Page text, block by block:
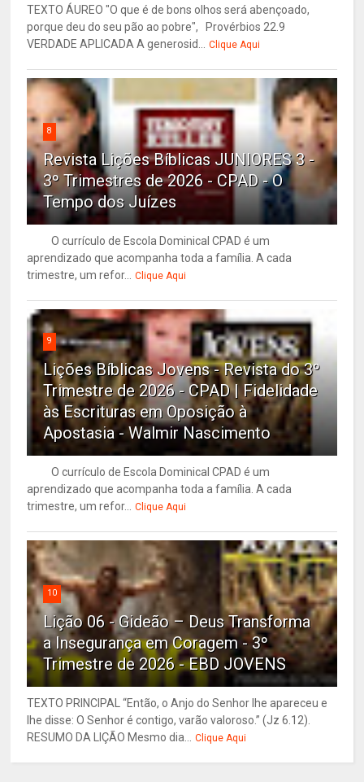
TEXTO ÁUREO "O que é de bons olhos será abençoado,
porque deu do seu pão ao pobre", Provérbios 22.9
VERDADE APLICADA A generosid... Clique Aqui
8
Revista Lições Bíblicas JUNIORES 3 -
3º Trimestres de 2026 - CPAD - O
Tempo dos Juízes
O currículo de Escola Dominical CPAD é um
aprendizado que acompanha toda a família. A cada
trimestre, um refor... Clique Aqui
9
Lições Bíblicas Jovens - Revista do 3º
Trimestre de 2026 - CPAD | Fidelidade
às Escrituras em Oposição à
Apostasia - Walmir Nascimento
O currículo de Escola Dominical CPAD é um
aprendizado que acompanha toda a família. A cada
trimestre, um refor... Clique Aqui
10
Lição 06 - Gideão – Deus Transforma
a Insegurança em Coragem - 3º
Trimestre de 2026 - EBD JOVENS
TEXTO PRINCIPAL “Então, o Anjo do Senhor lhe apareceu e
lhe disse: O Senhor é contigo, varão valoroso.” (Jz 6.12).
RESUMO DA LIÇÃO Mesmo dia... Clique Aqui